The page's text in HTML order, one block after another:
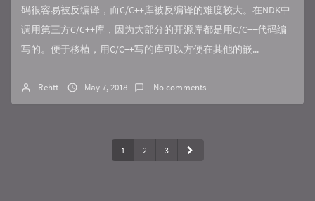
码很容易被反编译，而C/C++库被反编译的难度较大。在NDK中
调用第三方C/C++库，因为大部分的开源库都是用C/C++代码编
写的。便于移植，用C/C++写的库可以方便在其他的嵌...
Rehtt May 7, 2018 No comments
1 2 3